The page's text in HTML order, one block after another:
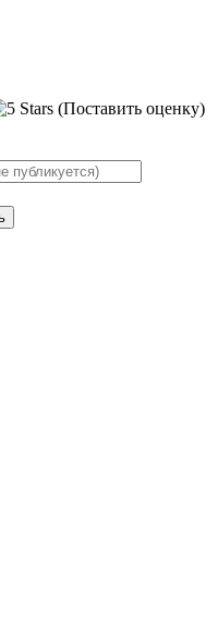
(Поставить оценку)